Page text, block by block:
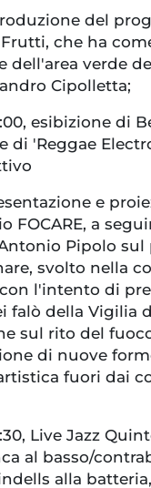
del
che ha
dell'area verde
Cipolletta;
esibizione di
di 'Reggae
e
FOCARE, a
Pipolo sul
svolto nella
l'intento di
falò della Vigilia
sul rito del
di nuove
fuori dai
Live Jazz
al basso/
alla